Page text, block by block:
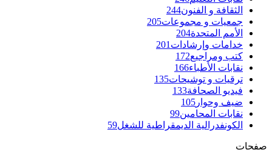
الثقافة و الفنون244
جمعيات و مجموعات205
الأمم المتحدة204
خدامات وإرشادات 201
كتب ومراجيع172
نقابات الأطباء166
ترقيات و توشيحات135
فيديو الصحافة133
ضيف وحوار 105
نقابات المحامين99
الكونفدرالية الديمقراطية للشغل59
صفحات